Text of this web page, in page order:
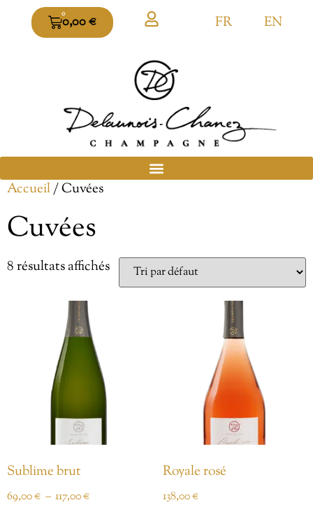
0,00€
0 FR EN
Accueil/ Cuvées
Cuvées
8 résultats affichés
Sublime brut
69,00€ – 117,00€
Royale rosé
138,00€